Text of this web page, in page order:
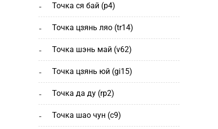
точка ся бай (р4)
точка цзянь ляо (tr14)
точка шэнь май (v62)
точка цзянь юй (gi15)
точка да ду (rp2)
точка шао чун (с9)